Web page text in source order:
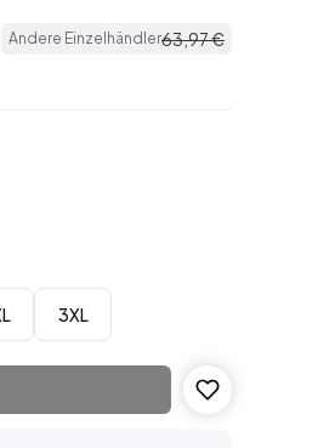
Andere Einzelhändler63,97€
3XL